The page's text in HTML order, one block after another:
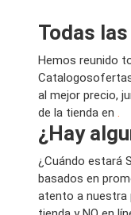
Todas
Hemos reunido
al mejor precio,
de la tienda en .
¿Hay
¿Cuándo estará
basados en
atento a nuestra